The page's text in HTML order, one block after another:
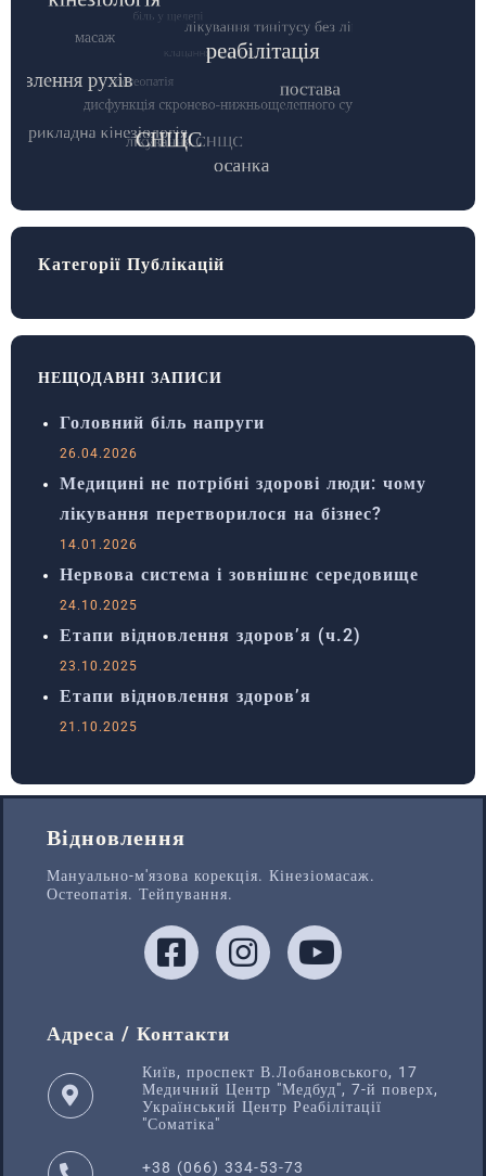
Категорії Публікацій
НЕЩОДАВНІ ЗАПИСИ
Головний біль напруги
26.04.2026
Медицині не потрібні здорові люди: чому
лікування перетворилося на бізнес?
14.01.2026
Нервова система і зовнішнє середовище
24.10.2025
Етапи відновлення здоров’я (ч.2)
23.10.2025
Етапи відновлення здоров’я
21.10.2025
Відновлення
Мануально-м'язова корекція. Кінезіомасаж.
Остеопатія. Тейпування.
Адреса / Контакти
Київ, проспект В.Лобановського, 17
Медичний Центр "Медбуд", 7-й поверх,
Український Центр Реабілітації
"Соматіка"
+38 (066) 334-53-73